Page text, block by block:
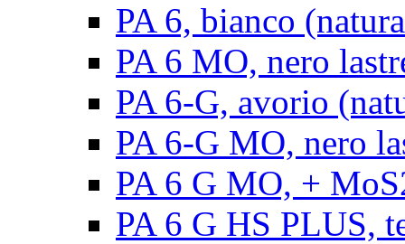
PA 6, bianco
PA 6 MO, nero
PA 6-G, avorio
PA 6-G MO, nero
PA 6 G MO, +
PA 6 G HS PLUS,